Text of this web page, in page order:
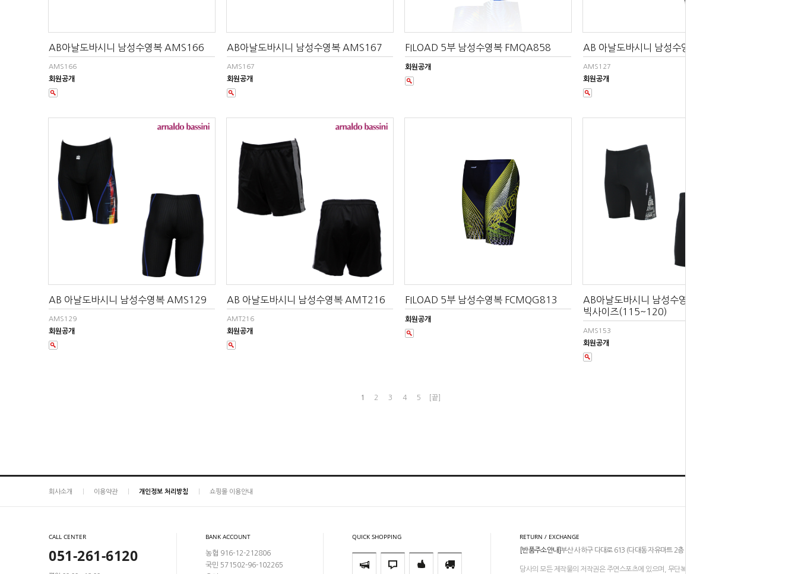
AB아날도바시니 남성수영복 AMS166
AMS166
회원공개
AB아날도바시니 남성수영복 AMS167
AMS167
회원공개
FILOAD 5부 남성수영복 FMQA858
회원공개
AB 아날도바시니 남성수영복 AMS127
AMS127
회원공개
AB 아날도바시니 남성수영복 AMS129
AMS129
회원공개
AB 아날도바시니 남성수영복 AMT216
AMT216
회원공개
FILOAD 5부 남성수영복 FCMQG813
회원공개
AB아날도바시니 남성수영복 AMS153
빅사이즈(115~120)
AMS153
회원공개
1 2 3 4 5 [끝]
회사소개 이용약관 개인정보 처리방침 쇼핑몰 이용안내
CALL CENTER
051-261-6120
BANK ACCOUNT
농협 916-12-212806
국민 571502-96-102265
QUICK SHOPPING RETURN / EXCHANGE
[반품주소안내]부산 사하구 다대로 613 (다대동 자유마트 2층 206-211호)
당사의 모든 제작물의 저작권은 주연스포츠에 있으며, 무단복제나 도용은